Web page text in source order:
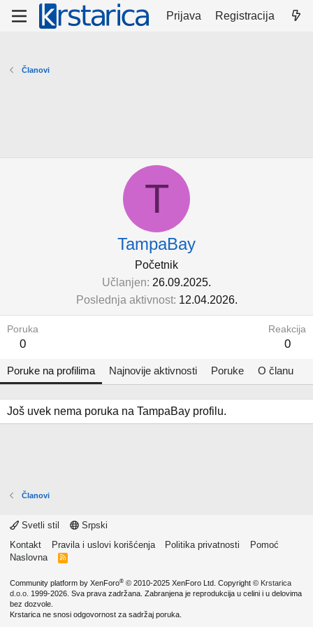
Prijava Registracija
Članovi
T
TampaBay
Početnik
Učlanjen 26.09.2025.
Poslednja aktivnost 12.04.2026.
Poruka
0
Reakcija
0
Poruke na profilima Najnovije aktivnosti Poruke O članu
Još uvek nema poruka na TampaBay profilu.
Članovi
Svetli stil
Srpski
Kontakt
Pravila i uslovi korišćenja Politika privatnosti
Pomoć
Naslovna
R
Community platform by XenForo® © 2010-2025 XenForo Ltd. Copyright © Krstarica
d.o.o. 1999-2026. Sva prava zadržana. Zabranjena je reprodukcija u celini i u delovima
bez dozvole.
Krstarica ne snosi odgovornost za sadržaj poruka.